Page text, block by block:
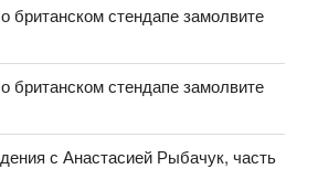
британском стендапе замолвите
британском стендапе замолвите
с Анастасией Рыбачук, часть